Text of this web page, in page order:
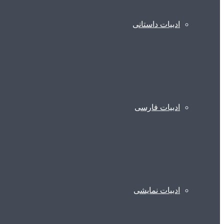
ادبیات داستانی
ادبیات فارسی
ادبیات نمایشی